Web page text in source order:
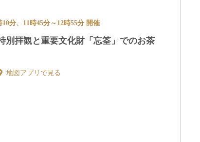
分、11時45分～12時55分 開催
別拝観と重要文化財「忘筌」でのお茶
地図アプリで見る